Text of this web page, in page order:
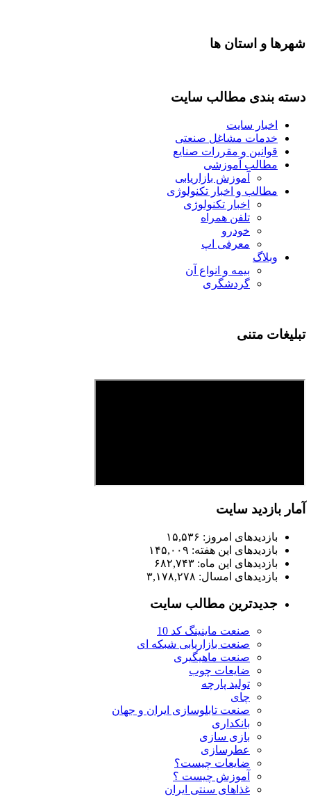
شهرها و استان ها
دسته بندی مطالب سایت
اخبار سایت
خدمات مشاغل صنعتی
قوانین و مقررات صنایع
مطالب آموزشی
آموزش بازاریابی
مطالب و اخبار تکنولوژی
اخبار تکنولوژی
تلفن همراه
خودرو
معرفی اپ
وبلاگ
بیمه و انواع آن
گردشگری
تبلیغات متنی
آمار بازدید سایت
بازدیدهای امروز: ۱۵,۵۳۶
بازدیدهای این هفته: ۱۴۵,۰۰۹
بازدیدهای این ماه: ۶۸۲,۷۴۳
بازدیدهای امسال: ۳,۱۷۸,۲۷۸
جدیدترین مطالب سایت
صنعت ماینینگ کد 10
صنعت بازاریابی شبکه ای
صنعت ماهیگیری
ضایعات چوب
تولید پارچه
چای
صنعت تابلوسازی ایران و جهان
بانکداری
بازی سازی
عطرسازی
ضایعات چیست؟
آموزش چیست ؟
غذاهای سنتی ایران